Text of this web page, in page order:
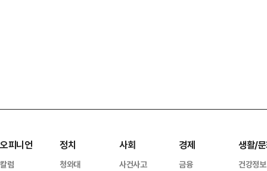
오피니언
칼럼
정치
청와대
사회
사건사고
경제
금융
생활/
건강정보